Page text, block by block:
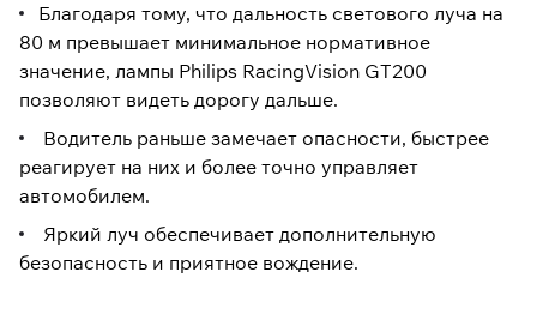
Благодаря тому, что дальность светового луча на
80 м превышает минимальное нормативное
значение, лампы Philips RacingVision GT200
позволяют видеть дорогу дальше.
Водитель раньше замечает опасности, быстрее
реагирует на них и более точно управляет
автомобилем.
Яркий луч обеспечивает дополнительную
безопасность и приятное вождение.